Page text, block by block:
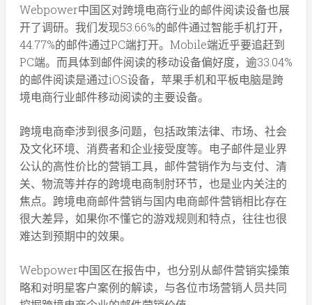
Webpower中国区对跨境电商行业的邮件阅读设备也展
开了调研。我们发现53.66%的邮件通过智能手机打开，
44.77%的邮件通过PC端打开。Mobile端近乎要追赶到
PC端。而具体到邮件阅读的移动设备偏好度，逾33.04%
的邮件阅读是通过iOS设备，苹果手机和平板电脑是跨
境电商行业邮件移动阅读的主要设备。
跨境电商牵涉到很多问题，包括政策法律、市场、社会
及文化环境、消费者和企业接受度等。电子邮件是业界
公认的高性价比的营销工具，邮件营销作为与支付、清
关、物流等并存的跨境电商制肘环节，也是业内关注的
焦点。跨境电商邮件营销与国内电商邮件营销相比存在
很大差异，如果你不懂它的游戏规则和特点，往往也很
难达到预期中的效果。
Webpower中国区在报告中，也分别从邮件营销实操策
略和对明星客户案例的解读，与各位市场营销人员共同